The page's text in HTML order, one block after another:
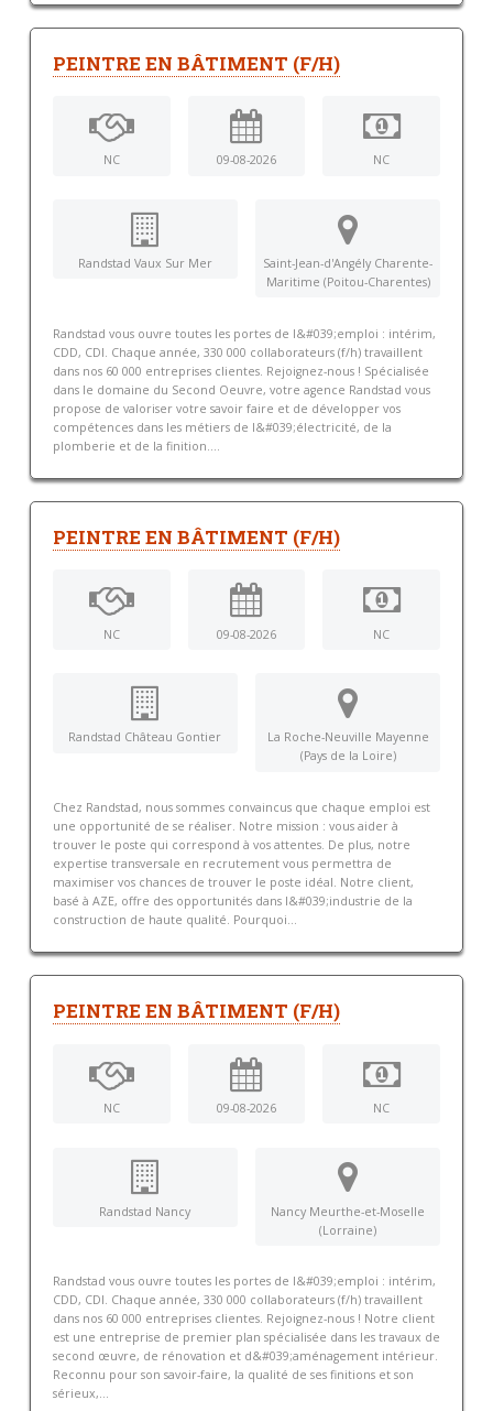
PEINTRE EN BÂTIMENT (F/H)
NC 09-08-2026 NC
Randstad Vaux Sur Mer
Saint-Jean-d'Angély Charente-
Maritime (Poitou-Charentes)
Randstad vous ouvre toutes les portes de l&#039;emploi : intérim,
CDD, CDI. Chaque année, 330 000 collaborateurs (f/h) travaillent
dans nos 60 000 entreprises clientes. Rejoignez-nous ! Spécialisée
dans le domaine du Second Oeuvre, votre agence Randstad vous
propose de valoriser votre savoir faire et de développer vos
compétences dans les métiers de l&#039;électricité, de la
plomberie et de la finition....
PEINTRE EN BÂTIMENT (F/H)
NC 09-08-2026 NC
Randstad Château Gontier
La Roche-Neuville Mayenne
(Pays de la Loire)
Chez Randstad, nous sommes convaincus que chaque emploi est
une opportunité de se réaliser. Notre mission : vous aider à
trouver le poste qui correspond à vos attentes. De plus, notre
expertise transversale en recrutement vous permettra de
maximiser vos chances de trouver le poste idéal. Notre client,
basé à AZE, offre des opportunités dans l&#039;industrie de la
construction de haute qualité. Pourquoi...
PEINTRE EN BÂTIMENT (F/H)
NC 09-08-2026 NC
Randstad Nancy
Nancy Meurthe-et-Moselle
(Lorraine)
Randstad vous ouvre toutes les portes de l&#039;emploi : intérim,
CDD, CDI. Chaque année, 330 000 collaborateurs (f/h) travaillent
dans nos 60 000 entreprises clientes. Rejoignez-nous ! Notre client
est une entreprise de premier plan spécialisée dans les travaux de
second œuvre, de rénovation et d&#039;aménagement intérieur.
Reconnu pour son savoir-faire, la qualité de ses finitions et son
sérieux,...